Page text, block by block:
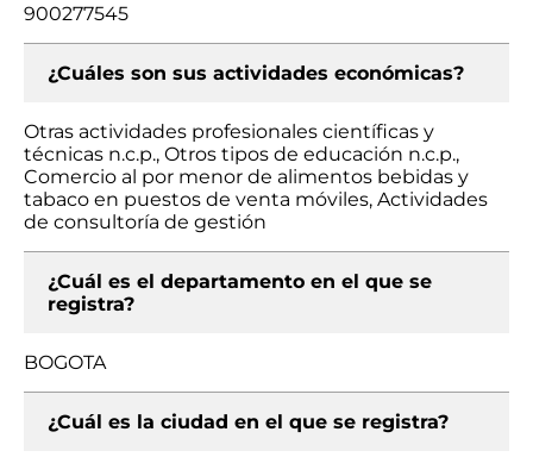
900277545
¿Cuáles son sus actividades económicas?
Otras actividades profesionales científicas y
técnicas n.c.p., Otros tipos de educación n.c.p.,
Comercio al por menor de alimentos bebidas y
tabaco en puestos de venta móviles, Actividades
de consultoría de gestión
¿Cuál es el departamento en el que se
registra?
BOGOTA
¿Cuál es la ciudad en el que se registra?